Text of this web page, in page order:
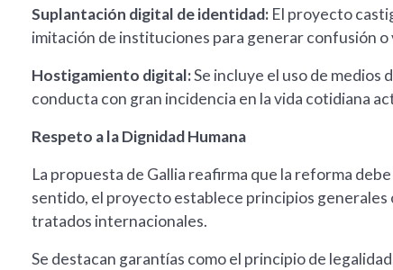
Suplantación digital de identidad: El proyecto
imitación de instituciones para generar confusión o
Hostigamiento digital:Se incluye el uso de
conducta con gran incidencia en la vida cotidiana
Respeto a la Dignidad Humana
La propuesta de Gallia reafirma que la reforma
sentido, el proyecto establece principios
tratados internacionales.
Se destacan garantías como el principio de